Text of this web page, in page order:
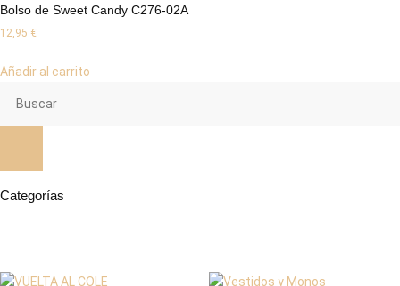
Bolso de Sweet Candy C276-02A
12,95 €
Añadir al carrito
Categorías